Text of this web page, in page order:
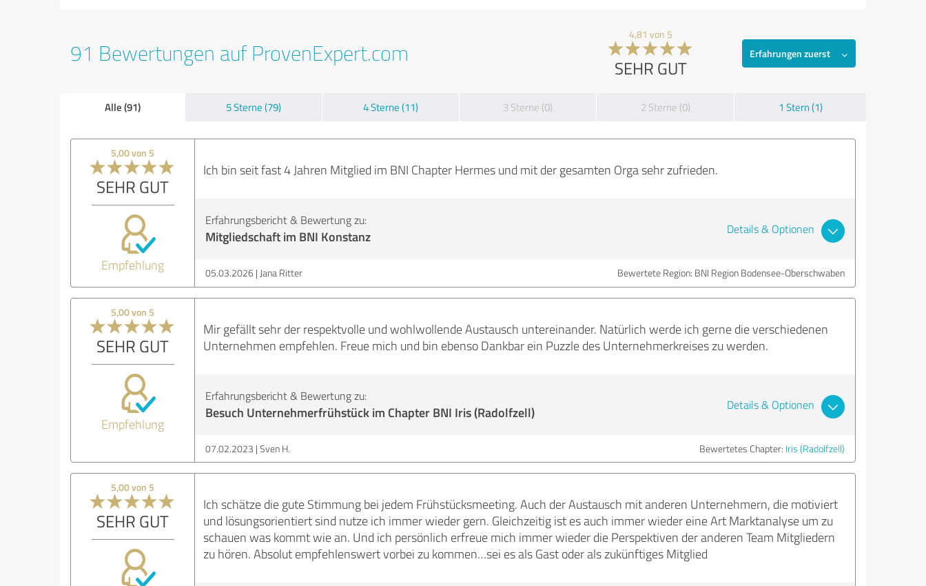
91 Bewertungen auf ProvenExpert.com
4,81 von 5
SEHR GUT
Erfahrungen zuerst
Alle (91) 5 Sterne (79) 4 Sterne (11) 3 Sterne (0) 2 Sterne (0) 1 Stern (1)
5,00 von 5
SEHR GUT
Empfehlung
Ich bin seit fast 4 Jahren Mitglied im BNI Chapter Hermes und mit der gesamten Orga sehr zufrieden.
Erfahrungsbericht & Bewertung zu:
Mitgliedschaft im BNI Konstanz Details & Optionen
05.03.2026 Jana Ritter Bewertete Region: BNI Region Bodensee-Oberschwaben
5,00 von 5
SEHR GUT
Empfehlung
Mir gefällt sehr der respektvolle und wohlwollende Austausch untereinander. Natürlich werde ich gerne die verschiedenen
Unternehmen empfehlen. Freue mich und bin ebenso Dankbar ein Puzzle des Unternehmerkreises zu werden.
Erfahrungsbericht & Bewertung zu:
Besuch Unternehmerfrühstück im Chapter BNI Iris (Radolfzell) Details & Optionen
07.02.2023 Sven H. Bewertetes Chapter: Iris (Radolfzell)
5,00 von 5
SEHR GUT
Ich schätze die gute Stimmung bei jedem Frühstücksmeeting. Auch der Austausch mit anderen Unternehmern, die motiviert
und lösungsorientiert sind nutze ich immer wieder gern. Gleichzeitig ist es auch immer wieder eine Art Marktanalyse um zu
schauen was kommt wie an. Und ich persönlich erfreue mich immer wieder die Perspektiven der anderen Team Mitgliedern
zu hören. Absolut empfehlenswert vorbei zu kommen…sei es als Gast oder als zukünftiges Mitglied